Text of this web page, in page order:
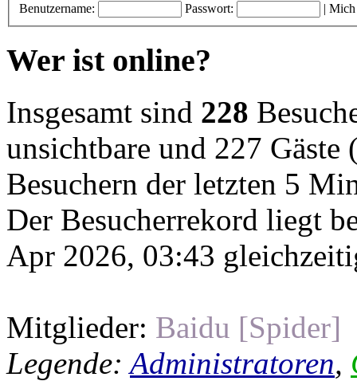
Benutzername: Passwort: | Mich
Wer ist online?
Insgesamt sind 228
unsichtbare und 227 Gäste
Besuchern der letzten 5
Der Besucherrekord liegt
Apr 2026, 03:43
Mitglieder: Baidu [Spider]
Legende:Administratoren,